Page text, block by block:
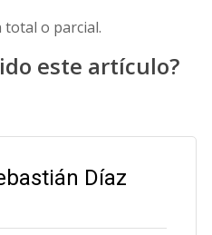
o parcial.
este artículo?
Díaz